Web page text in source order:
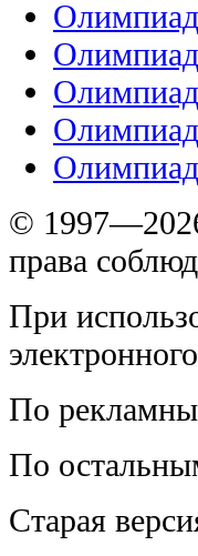
©
права
При
По
По
Старая